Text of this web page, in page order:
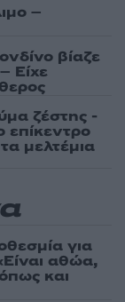
–
βίαζε
Είχε
ζέστης -
επίκεντρο
μελτέμια
για
αθώα,
και